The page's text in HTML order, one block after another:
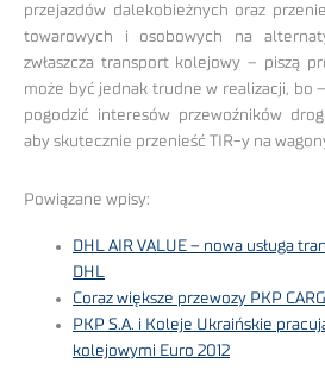
przejazdów dalekobieżnych oraz
towarowych i osobowych na
zwłaszcza transport kolejowy – piszą
może być jednak trudne w realizacji, bo
pogodzić interesów przewoźników
aby skutecznie przenieść TIR-y na
Powiązane wpisy:
DHL AIR VALUE – nowa usługa
DHL
Coraz większe przewozy PKP
PKP S.A. i Koleje Ukraińskie
kolejowymi Euro 2012